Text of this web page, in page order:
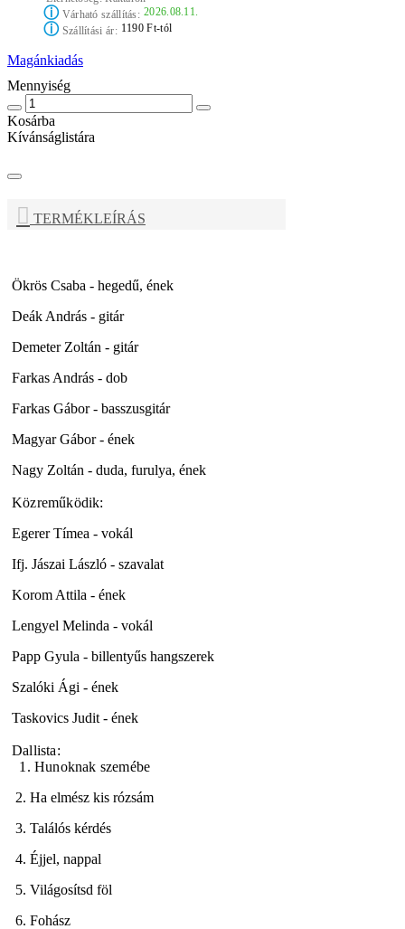
ⓘVárható szállítás: 2026.08.11.
ⓘSzállítási ár: 1190 Ft-tól
Magánkiadás
Mennyiség
Kosárba
Kívánságlistára
TERMÉKLEÍRÁS
Ökrös Csaba - hegedű, ének
Deák András - gitár
Demeter Zoltán - gitár
Farkas András - dob
Farkas Gábor - basszusgitár
Magyar Gábor - ének
Nagy Zoltán - duda, furulya, ének
Közreműködik:
Egerer Tímea - vokál
Ifj. Jászai László - szavalat
Korom Attila - ének
Lengyel Melinda - vokál
Papp Gyula - billentyűs hangszerek
Szalóki Ági - ének
Taskovics Judit - ének
Dallista:
1. Hunoknak szemébe
2. Ha elmész kis rózsám
3. Találós kérdés
4. Éjjel, nappal
5. Világosítsd föl
6. Fohász